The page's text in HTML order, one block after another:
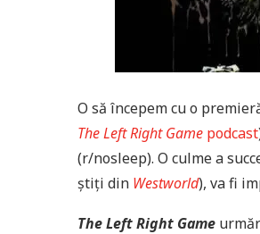
O să începem cu o
The Left Right Game podcast
(r/nosleep). O culme a
știți din Westworld), va fi
The Left Right Game